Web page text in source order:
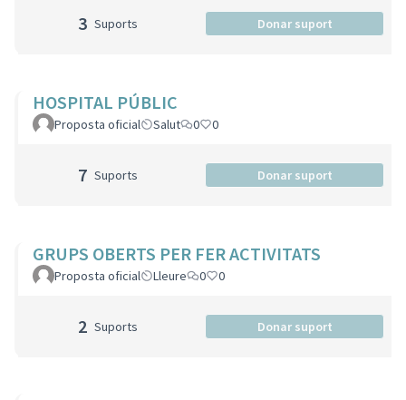
3 Suports Donar suport
HOSPITAL PÚBLIC
Proposta oficial Salut 0 0
7 Suports Donar suport
GRUPS OBERTS PER FER ACTIVITATS
Proposta oficial Lleure 0 0
2 Suports Donar suport